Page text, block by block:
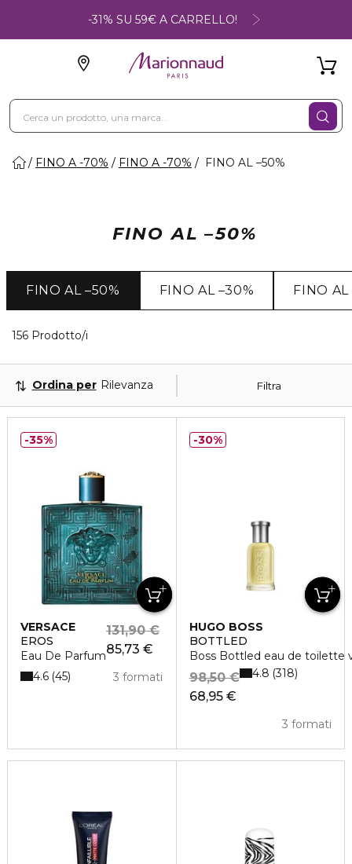
-31% SU 59€ A CARRELLO!
FINO A -70% FINO A -70% FINO AL –50%
FINO AL –50%
FINO AL –50% FINO AL –30% FINO AL
156 Prodotto/i
Filtra
Ordina per Rilevanza
VERSACE
EROS
Eau De Parfum85,73 €
131,90 €
3 formati
4.6 45
35%
HUGO BOSS
BOTTLED
Boss Bottled eau de toilette
68,95 €
98,50 €
3 formati
4.8 318
30%